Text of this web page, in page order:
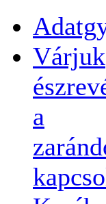
Várjuk
a